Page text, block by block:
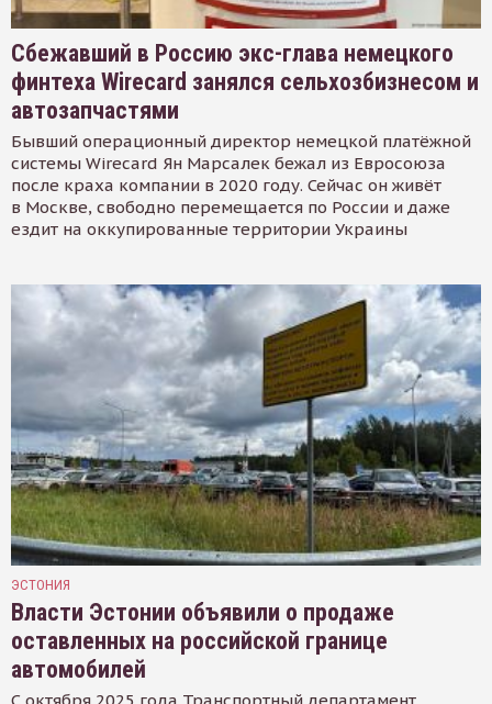
Сбежавший в Россию экс-глава немецкого
финтеха Wirecard занялся сельхозбизнесом и
автозапчастями
Бывший операционный директор немецкой платёжной
системы Wirecard Ян Марсалек бежал из Евросоюза
после краха компании в 2020 году. Сейчас он живёт
в Москве, свободно перемещается по России и даже
ездит на оккупированные территории Украины
ЭСТОНИЯ
Власти Эстонии объявили о продаже
оставленных на российской границе
автомобилей